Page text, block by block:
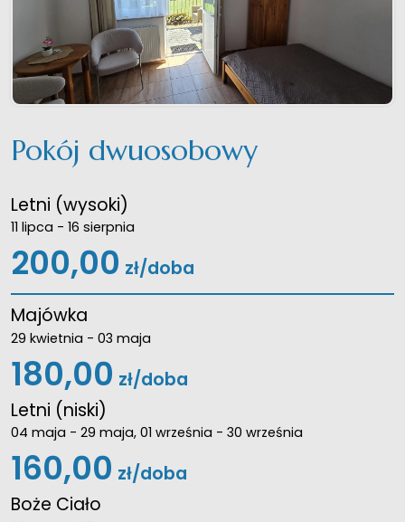
Pokój dwuosobowy
Letni (wysoki)
11 lipca - 16 sierpnia
200,00zł/doba
Majówka
29 kwietnia - 03 maja
180,00zł/doba
Letni (niski)
04 maja - 29 maja, 01 września - 30 września
160,00zł/doba
Boże Ciało